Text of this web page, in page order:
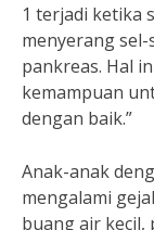
1 terjadi ketika
menyerang
pankreas. Hal
kemampuan
dengan baik.”
Anak-anak
mengalami
buang air kecil,